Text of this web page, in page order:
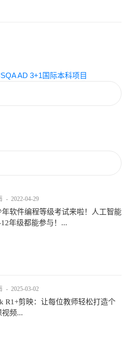
- 2022-04-29
年软件编程等级考试来啦！人工智能
年级都能参与！...
- 2025-03-02
R1+剪映：让每位教师轻松打造个
频...